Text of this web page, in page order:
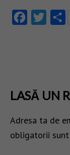
FacebookTwitter
LASĂ UN
Adresa ta de
obligatorii